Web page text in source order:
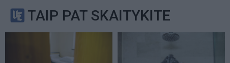
TAIP PAT SKAITYKITE